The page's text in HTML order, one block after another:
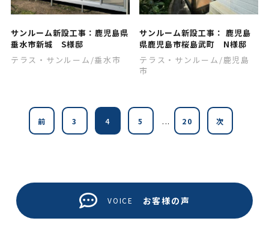
サンルーム新設工事：鹿児島県
垂水市新城 S様邸
テラス・サンルーム /垂水市
サンルーム新設工事： 鹿児島
県鹿児島市桜島武町 N様邸
テラス・サンルーム /鹿児島
市
前 3 4 5 ... 20 次
VOICE お客様の声